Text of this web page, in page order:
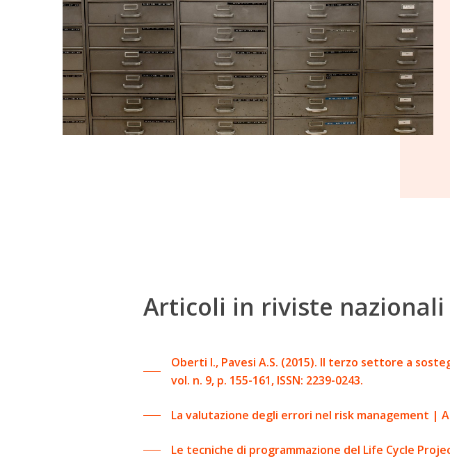
Articoli in riviste
Oberti I., Pavesi A.S. (2015). Il terzo settore a
vol. n. 9, p. 155-161, ISSN: 2239-0243.
La valutazione degli errori nel risk management |
Le tecniche di programmazione del Life Cycle